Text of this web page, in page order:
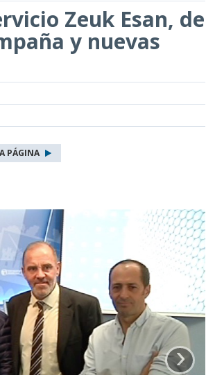
Zeuk Esan, de
y nuevas
PÁGINA
›